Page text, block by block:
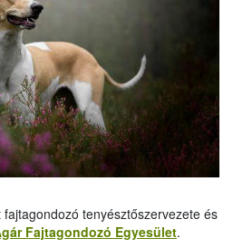
tenyésztőszervezete és
Fajtagondozó Egyesület.